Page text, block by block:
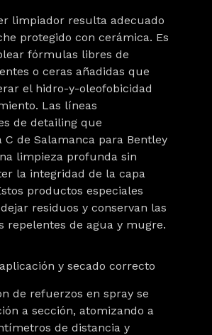
limpiador resulta adecuado
protegido con cerámica. Es
fórmulas libres de
o ceras añadidas que
el hidro-y-oleofobicidad
Las líneas
de detailing que
C de Salamanca para Bentley
limpieza profunda sin
la integridad de la capa
productos especiales
residuos y conservan las
repelentes de agua y mugre.
y secado correcto
de refuerzos en spray se
a sección, atomizando a
de distancia y